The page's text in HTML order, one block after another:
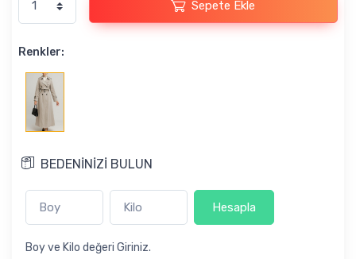
Sepete Ekle
Renkler:
BEDENİNİZİ BULUN
Hesapla
Boy ve Kilo değeri Giriniz.